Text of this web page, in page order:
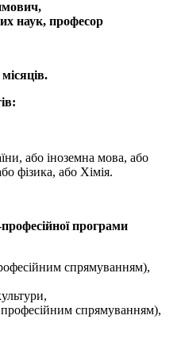
наук, професор
або іноземна мова, або
фізика, або Хімія.
програми
спрямуванням),
професійним спрямуванням),